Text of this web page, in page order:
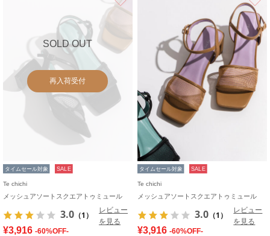
SOLD OUT
再入荷受付
タイムセール対象 SALE
Te chichi
メッシュアソートスクエアトゥミュール
3.0 （1）
レビュー
を見る
¥3,916 -60%OFF-
タイムセール対象 SALE
Te chichi
メッシュアソートスクエアトゥミュール
3.0 （1）
レビュー
を見る
¥3,916 -60%OFF-